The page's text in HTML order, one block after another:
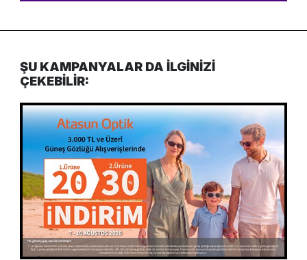
ŞU KAMPANYALAR DA ILGINIZI
ÇEKEBILIR: